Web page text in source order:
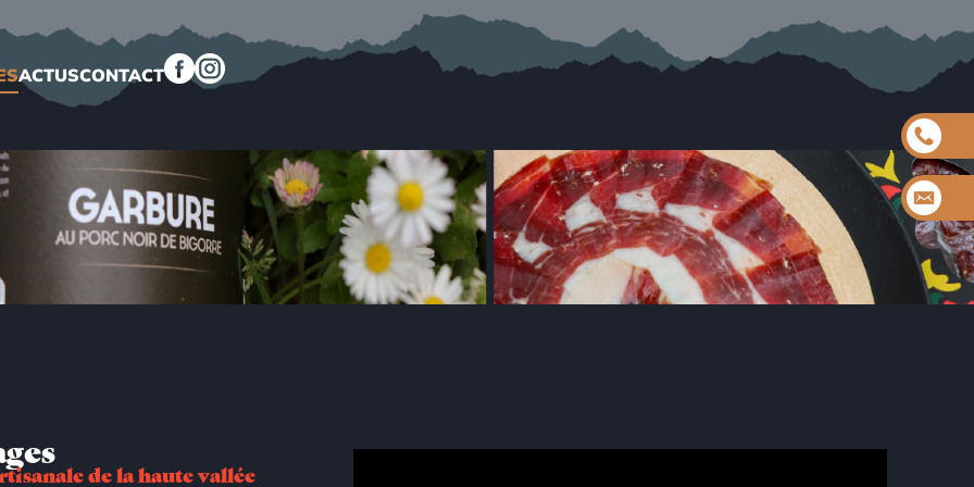
ACTUSCONTACT
de la haute vallée